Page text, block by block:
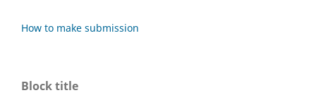
How to make submission
Block title